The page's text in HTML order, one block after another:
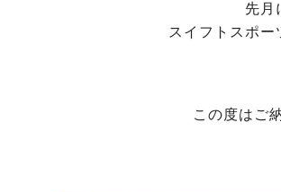
先月
スイフトスポ
この度はご